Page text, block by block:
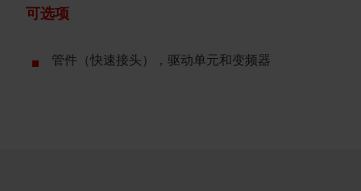
可选项
管件（快速接头），驱动单元和变频器